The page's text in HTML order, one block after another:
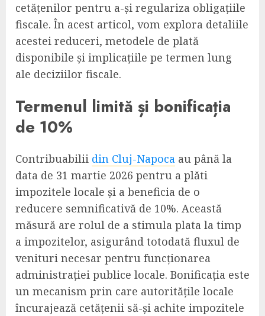
cetățenilor pentru a-și regulariza obligațiile
fiscale. În acest articol, vom explora detaliile
acestei reduceri, metodele de plată
disponibile și implicațiile pe termen lung
ale deciziilor fiscale.
Termenul limită și bonificația
de 10%
Contribuabilii din Cluj-Napoca au până la
data de 31 martie 2026 pentru a plăti
impozitele locale și a beneficia de o
reducere semnificativă de 10%. Această
măsură are rolul de a stimula plata la timp
a impozitelor, asigurând totodată fluxul de
venituri necesar pentru funcționarea
administrației publice locale. Bonificația este
un mecanism prin care autoritățile locale
încurajează cetățenii să-și achite impozitele